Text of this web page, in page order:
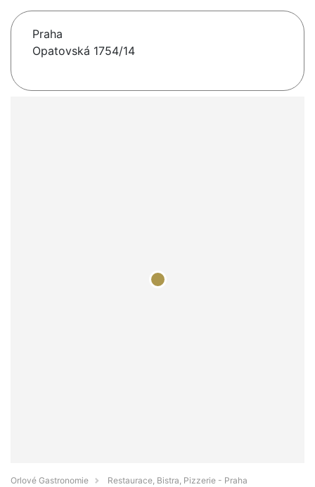
Praha
Opatovská 1754/14
Orlové Gastronomie
Restaurace, Bistra, Pizzerie - Praha